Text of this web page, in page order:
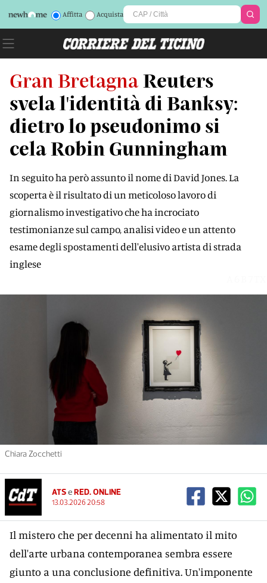
Affitta Acquista
Gran Bretagna Reuters
svela l'identità di Banksy:
dietro lo pseudonimo si
cela Robin Gunningham
In seguito ha però assunto il nome di David Jones. La
scoperta è il risultato di un meticoloso lavoro di
giornalismo investigativo che ha incrociato
testimonianze sul campo, analisi video e un attento
esame degli spostamenti dell'elusivo artista di strada
inglese
Chiara Zocchetti
ATSeRED. ONLINE
13.03.2026 20:58
Il mistero che per decenni ha alimentato il mito
dell'arte urbana contemporanea sembra essere
giunto a una conclusione definitiva. Un'imponente